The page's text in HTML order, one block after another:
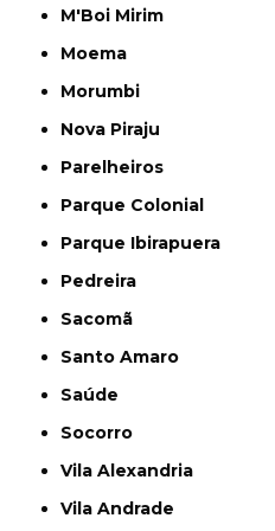
M'Boi Mirim
Moema
Morumbi
Nova Piraju
Parelheiros
Parque Colonial
Parque Ibirapuera
Pedreira
Sacomã
Santo Amaro
Saúde
Socorro
Vila Alexandria
Vila Andrade